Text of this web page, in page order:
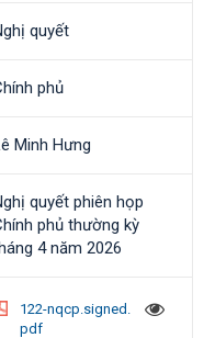
quyết
phủ
Minh Hưng
quyết phiên họp
phủ thường kỳ
4 năm 2026
122-nqcp.signed.
pdf